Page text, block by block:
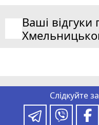
Ваші відгуки
Слідкуйте